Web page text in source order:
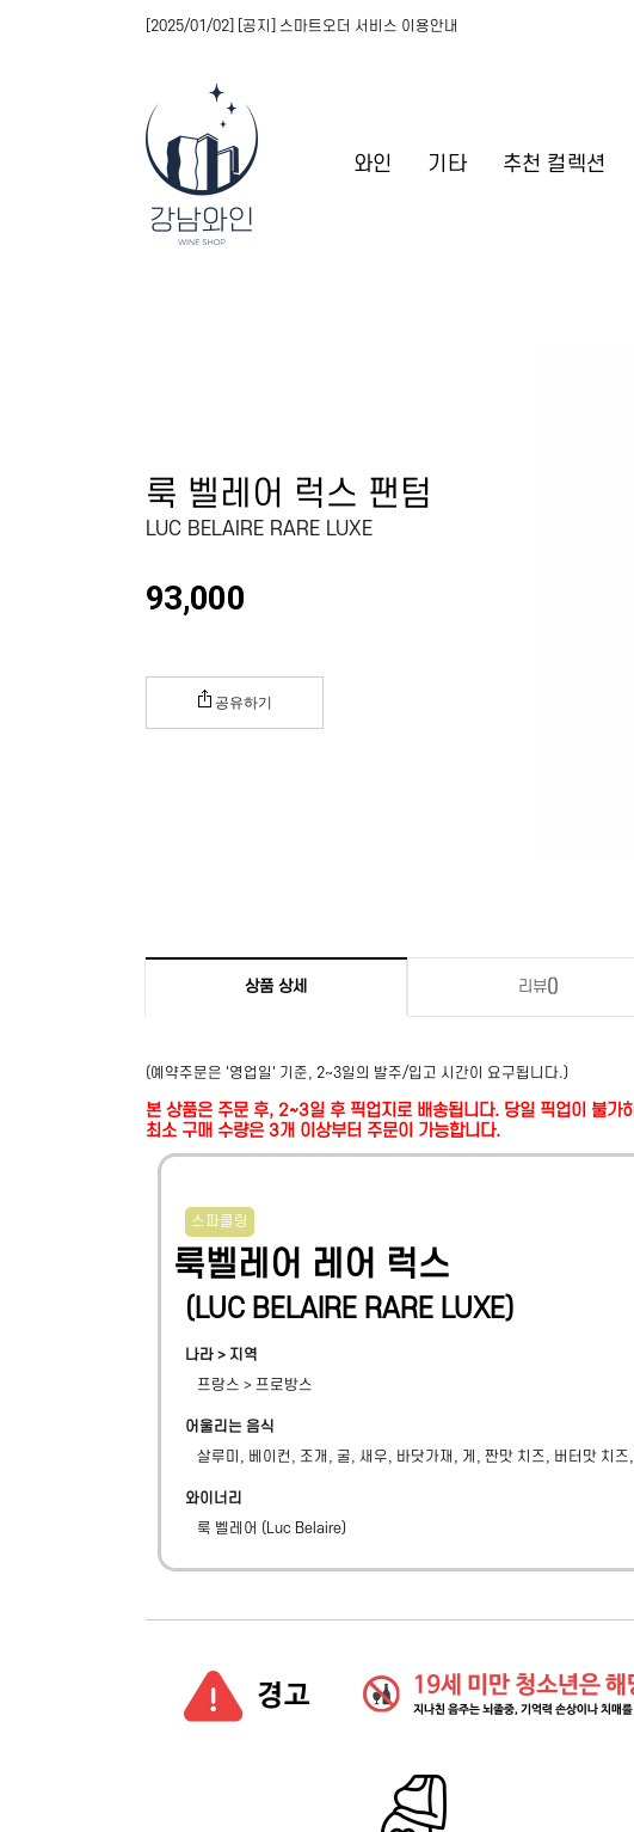
와인 기타 추천 컬렉션
[2025/01/02] [공지] 스마트오더 서비스 이용안내
룩 벨레어 럭스 팬텀
LUC BELAIRE RARE LUXE
93,000
공유하기
상품 상세 리뷰()
(예약주문은 '영업일' 기준, 2~3일의 발주/입고 시간이 요구됩니다.)
본 상품은 주문 후, 2~3일 후 픽업지로 배송됩니다. 당일 픽업이 불
최소 구매 수량은 3개 이상부터 주문이 가능합니다.
스파클링
룩벨레어 레어 럭스
(LUC BELAIRE RARE LUXE)
나라 > 지역
프랑스 > 프로방스
어울리는 음식
살루미, 베이컨, 조개, 굴, 새우, 바닷가재, 게, 짠맛 치즈, 버터맛 치
와이너리
룩 벨레어 ( Luc Belaire)